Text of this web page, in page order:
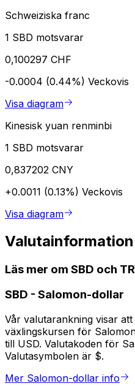
Schweiziska franc
1 SBD motsvarar
0,100297 CHF
-0.0004 (0.44%) Veckovis
Visa diagram
Kinesisk yuan renminbi
1 SBD motsvarar
0,837202 CNY
+0.0011 (0.13%) Veckovis
Visa diagram
Valutainformation
Läs mer om SBD och
SBD - Salomon-dollar
Vår valutarankning visar
växlingskursen för
till USD. Valutakoden för
Valutasymbolen är $.
Mer Salomon-dollar info